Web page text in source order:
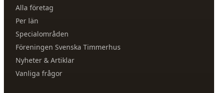
Alla företag
Per län
Specialområden
Föreningen Svenska Timmerhus
Nyheter & Artiklar
Vanliga frågor